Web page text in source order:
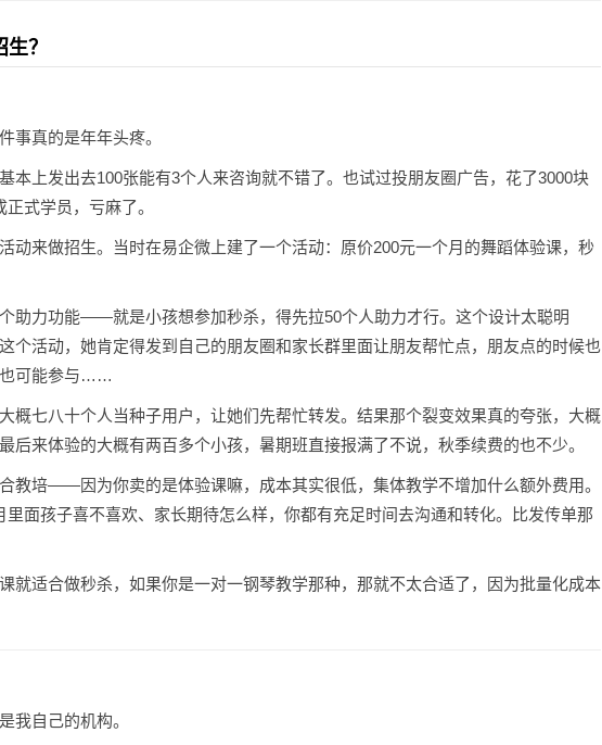
？
事真的是年年头疼。
本上发出去100张能有3个人来咨询就不错了。也试过投朋友圈广告，花了3000块
式学员，亏麻了。
动来做招生。当时在易企微上建了一个活动：原价200元一个月的舞蹈体验课，秒
助力功能——就是小孩想参加秒杀，得先拉50个人助力才行。这个设计太聪明
个活动，她肯定得发到自己的朋友圈和家长群里面让朋友帮忙点，朋友点的时候也
也可能参与……
概七八十个人当种子用户，让她们先帮忙转发。结果那个裂变效果真的夸张，大概
后来体验的大概有两百多个小孩，暑期班直接报满了不说，秋季续费的也不少。
教培——因为你卖的是体验课嘛，成本其实很低，集体教学不增加什么额外费用。
面孩子喜不喜欢、家长期待怎么样，你都有充足时间去沟通和转化。比发传单那
就适合做秒杀，如果你是一对一钢琴教学那种，那就不太合适了，因为批量化成本
我自己的机构。